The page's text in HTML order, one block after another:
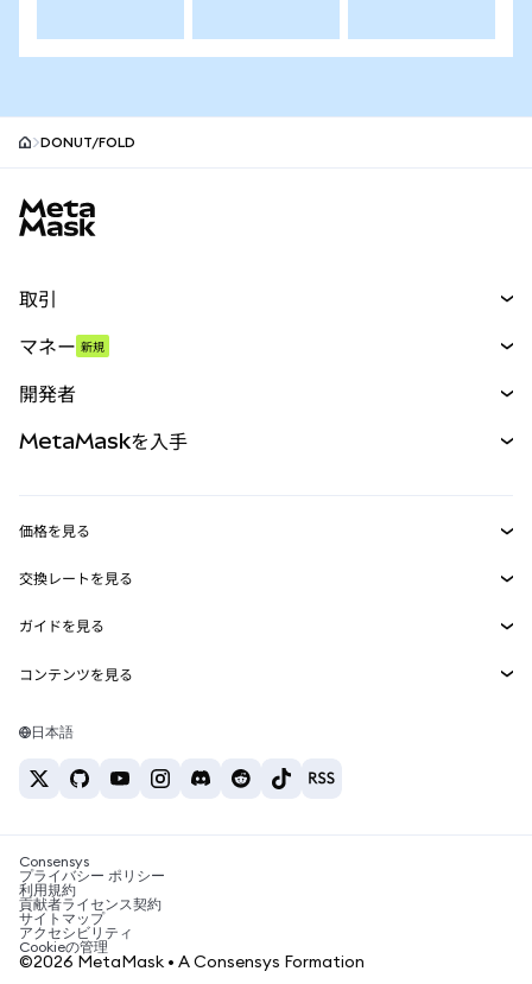
DONUT/FOLD
取引
パーペチュアル
RWA
マネー 新規
開発者
MetaMask Connect
Snaps
Web3サービス
MetaMaskを入手
セキュリティ
サポート
キャリア
お問い合わせ
価格を見る
イーサリアムの価格
Solanaの価格
Tetherの価格
交換レートを見る
ETH→USD
USDT→INR
BTC→INR
ETH→USDT
ガイドを見る
ETHの購入
USDTの購入
SHIBの購入
BNBの購入
コンテンツを見る
Solanaウォレット
税制関連ニュース
暗号資産の購入方法は？
ビットコインを売るには？
日本語
Consensys
プライバシー ポリシー
利用規約
貢献者ライセンス契約
サイトマップ
アクセシビリティ
Cookieの管理
©2026 MetaMask • A Consensys Formation